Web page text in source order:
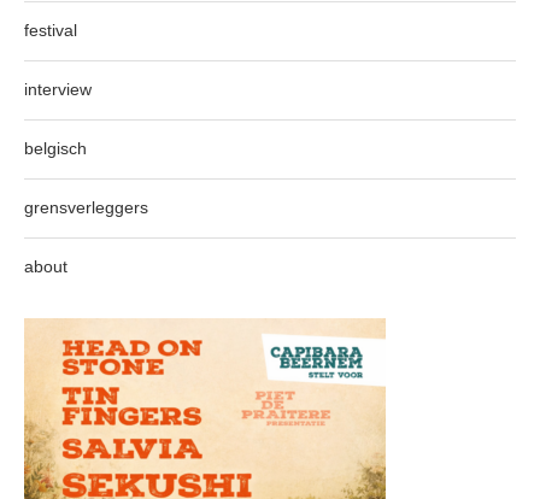
festival
interview
belgisch
grensverleggers
about